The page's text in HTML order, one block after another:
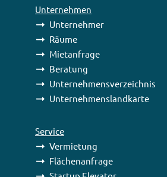
Unternehmen
Unternehmer
Räume
Mietanfrage
Beratung
Unternehmensverzeichnis
Unternehmenslandkarte
Service
Vermietung
Flächenanfrage